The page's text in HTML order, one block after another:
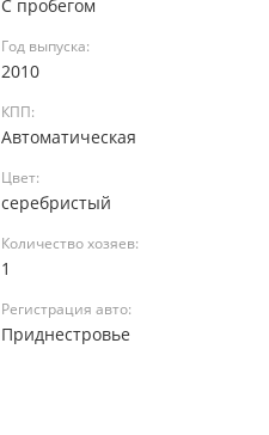
С пробегом
Год выпуска:
2010
КПП:
Автоматическая
Цвет:
серебристый
Количество хозяев:
1
Регистрация авто:
Приднестровье